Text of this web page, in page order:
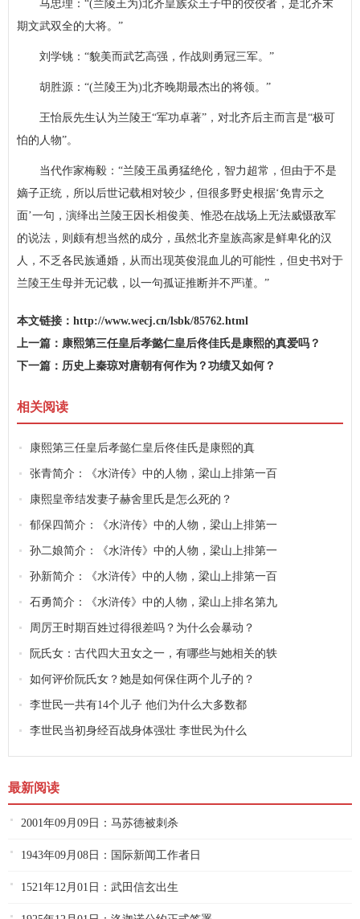
马忠理：“(兰陵王为)北齐皇族众王子中的佼佼者，是北齐末
期文武双全的大将。”
刘学铫：“貌美而武艺高强，作战则勇冠三军。”
胡胜源：“(兰陵王为)北齐晚期最杰出的将领。”
王怡辰先生认为兰陵王“军功卓著”，对北齐后主而言是“极可
怕的人物”。
当代作家梅毅：“兰陵王虽勇猛绝伦，智力超常，但由于不是
嫡子正统，所以后世记载相对较少，但很多野史根据‘免胄示之
面’一句，演绎出兰陵王因长相俊美、惟恐在战场上无法威慑敌军
的说法，则颇有想当然的成分，虽然北齐皇族高家是鲜卑化的汉
人，不乏各民族通婚，从而出现英俊混血儿的可能性，但史书对于
兰陵王生母并无记载，以一句孤证推断并不严谨。”
本文链接： http://www.wecj.cn/lsbk/85762.html
上一篇： 康熙第三任皇后孝懿仁皇后佟佳氏是康熙的真爱吗？
下一篇： 历史上秦琼对唐朝有何作为？功绩又如何？
相关阅读
康熙第三任皇后孝懿仁皇后佟佳氏是康熙的真
张青简介：《水浒传》中的人物，梁山上排第一百
康熙皇帝结发妻子赫舍里氏是怎么死的？
郁保四简介：《水浒传》中的人物，梁山上排第一
孙二娘简介：《水浒传》中的人物，梁山上排第一
孙新简介：《水浒传》中的人物，梁山上排第一百
石勇简介：《水浒传》中的人物，梁山上排名第九
周厉王时期百姓过得很差吗？为什么会暴动？
阮氏女：古代四大丑女之一，有哪些与她相关的轶
如何评价阮氏女？她是如何保住两个儿子的？
李世民一共有14个儿子 他们为什么大多数都
李世民当初身经百战身体强壮 李世民为什么
最新阅读
2001年09月09日：马苏德被刺杀
1943年09月08日：国际新闻工作者日
1521年12月01日：武田信玄出生